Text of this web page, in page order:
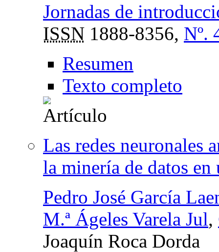
Jornadas de
ISSN 1888-8356, Nº.
Resumen
Texto completo
Las redes neuronales
la minería de datos
Pedro José García
M.ª Ágeles Varela Jul,
Joaquín Roca Dorda